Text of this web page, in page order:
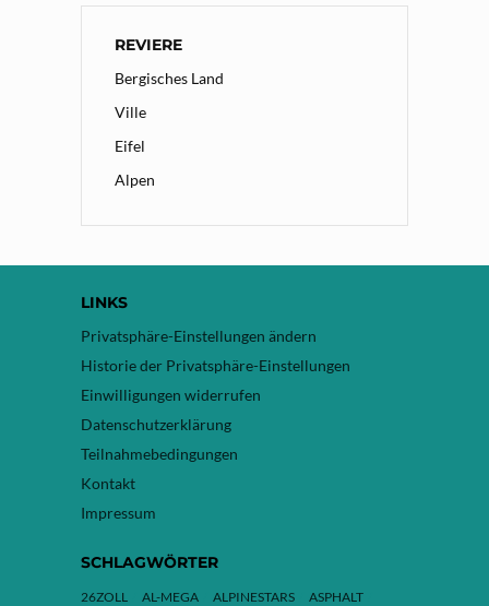
REVIERE
Bergisches Land
Ville
Eifel
Alpen
LINKS
Privatsphäre-Einstellungen ändern
Historie der Privatsphäre-Einstellungen
Einwilligungen widerrufen
Datenschutzerklärung
Teilnahmebedingungen
Kontakt
Impressum
SCHLAGWÖRTER
26ZOLL AL-MEGA ALPINESTARS
ASPHALT